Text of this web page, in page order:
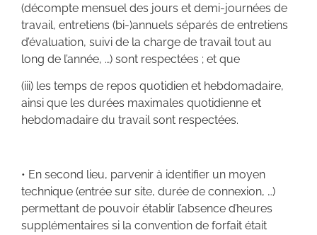
(décompte mensuel des jours et demi-journées de
travail, entretiens (bi-)annuels séparés de entretiens
d’évaluation, suivi de la charge de travail tout au
long de l’année, …) sont respectées ; et que
(iii) les temps de repos quotidien et hebdomadaire,
ainsi que les durées maximales quotidienne et
hebdomadaire du travail sont respectées.
• En second lieu, parvenir à identifier un moyen
technique (entrée sur site, durée de connexion, …)
permettant de pouvoir établir l’absence d’heures
supplémentaires si la convention de forfait était